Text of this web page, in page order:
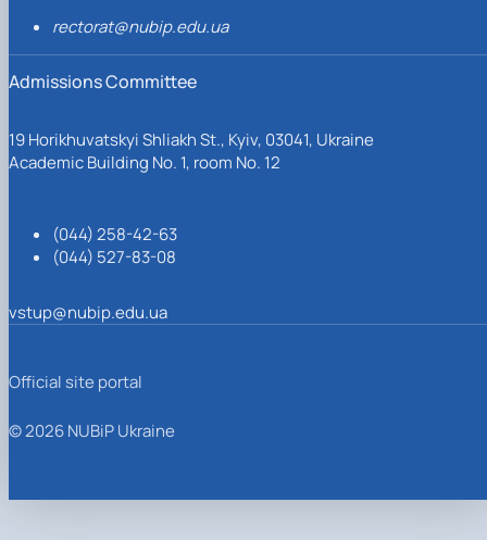
rectorat@nubip.edu.ua
Admissions Committee
19 Horikhuvatskyi Shliakh St., Kyiv, 03041, Ukraine
Academic Building No. 1, room No. 12
(044) 258-42-63
(044) 527-83-08
vstup@nubip.edu.ua
Official site portal
© 2026 NUBiP Ukraine